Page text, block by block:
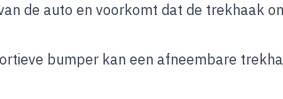
de auto en voorkomt dat de trekhaak
bumper kan een afneembare